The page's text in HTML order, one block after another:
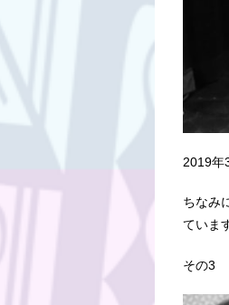
2019年
ちなみ
ていま
その3